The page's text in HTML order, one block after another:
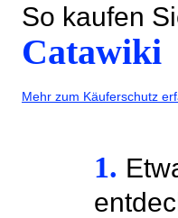
So kaufen
Catawiki
Mehr zum Käuferschutz
1.